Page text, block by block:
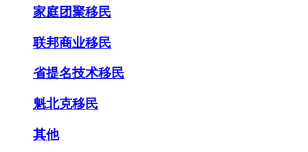
家庭团聚移民
联邦商业移民
省提名技术移民
魁北克移民
其他